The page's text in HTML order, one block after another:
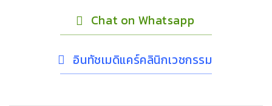
Chat on Whatsapp
อินทัชเมดิแคร์คลินิกเวชกรรม